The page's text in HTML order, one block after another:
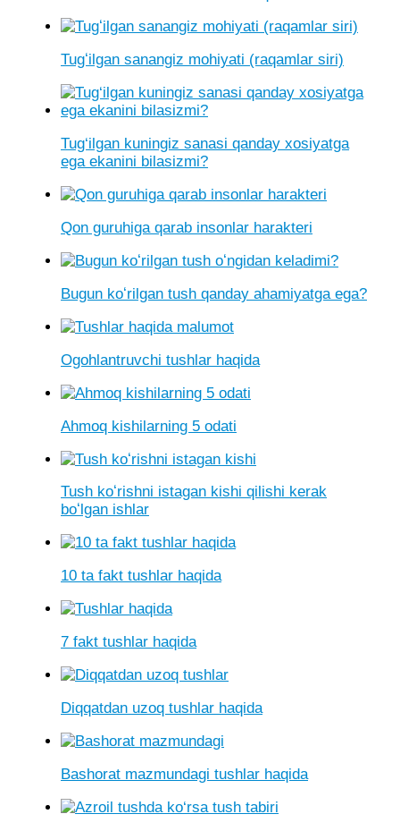
Tugʻilgan sanangiz mohiyati (raqamlar siri)
Tug‘ilgan kuningiz sanasi qanday xosiyatga
ega ekanini bilasizmi?
Qon guruhiga qarab insonlar harakteri
Bugun koʻrilgan tush qanday ahamiyatga ega?
Ogohlantruvchi tushlar haqida
Ahmoq kishilarning 5 odati
Tush koʻrishni istagan kishi qilishi kerak
boʻlgan ishlar
10 ta fakt tushlar haqida
7 fakt tushlar haqida
Diqqatdan uzoq tushlar haqida
Bashorat mazmundagi tushlar haqida